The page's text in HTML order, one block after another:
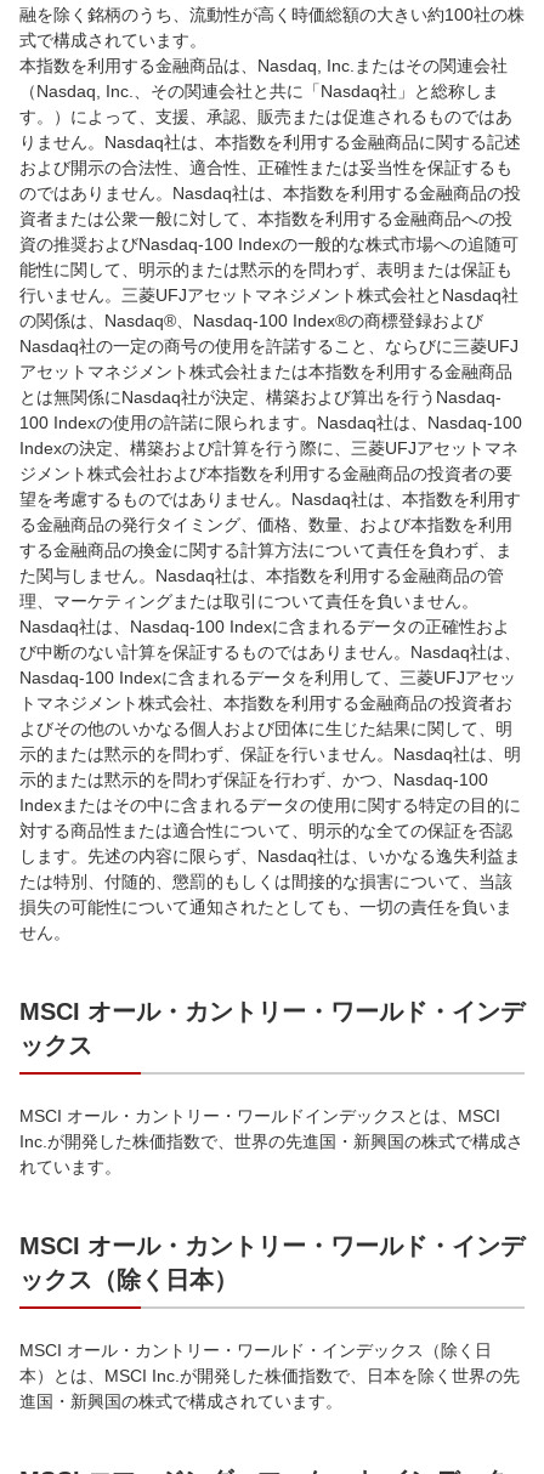
融を除く銘柄のうち、流動性が高く時価総額の大きい約100社の株
式で構成されています。
本指数を利用する金融商品は、Nasdaq, Inc.またはその関連会社
（Nasdaq, Inc.、その関連会社と共に「Nasdaq社」と総称しま
す。）によって、支援、承認、販売または促進されるものではあ
りません。Nasdaq社は、本指数を利用する金融商品に関する記述
および開示の合法性、適合性、正確性または妥当性を保証するも
のではありません。Nasdaq社は、本指数を利用する金融商品の投
資者または公衆一般に対して、本指数を利用する金融商品への投
資の推奨およびNasdaq-100 Indexの一般的な株式市場への追随可
能性に関して、明示的または黙示的を問わず、表明または保証も
行いません。三菱UFJアセットマネジメント株式会社とNasdaq社
の関係は、Nasdaq®、Nasdaq-100 Index®の商標登録および
Nasdaq社の一定の商号の使用を許諾すること、ならびに三菱UFJ
アセットマネジメント株式会社または本指数を利用する金融商品
とは無関係にNasdaq社が決定、構築および算出を行うNasdaq-
100 Indexの使用の許諾に限られます。Nasdaq社は、Nasdaq-100
Indexの決定、構築および計算を行う際に、三菱UFJアセットマネ
ジメント株式会社および本指数を利用する金融商品の投資者の要
望を考慮するものではありません。Nasdaq社は、本指数を利用す
る金融商品の発行タイミング、価格、数量、および本指数を利用
する金融商品の換金に関する計算方法について責任を負わず、ま
た関与しません。Nasdaq社は、本指数を利用する金融商品の管
理、マーケティングまたは取引について責任を負いません。
Nasdaq社は、Nasdaq-100 Indexに含まれるデータの正確性およ
び中断のない計算を保証するものではありません。Nasdaq社は、
Nasdaq-100 Indexに含まれるデータを利用して、三菱UFJアセッ
トマネジメント株式会社、本指数を利用する金融商品の投資者お
よびその他のいかなる個人および団体に生じた結果に関して、明
示的または黙示的を問わず、保証を行いません。Nasdaq社は、明
示的または黙示的を問わず保証を行わず、かつ、Nasdaq-100
Indexまたはその中に含まれるデータの使用に関する特定の目的に
対する商品性または適合性について、明示的な全ての保証を否認
します。先述の内容に限らず、Nasdaq社は、いかなる逸失利益ま
たは特別、付随的、懲罰的もしくは間接的な損害について、当該
損失の可能性について通知されたとしても、一切の責任を負いま
せん。
MSCI オール・カントリー・ワールド・インデ
ックス
MSCI オール・カントリー・ワールドインデックスとは、MSCI
Inc.が開発した株価指数で、世界の先進国・新興国の株式で構成さ
れています。
MSCI オール・カントリー・ワールド・インデ
ックス（除く日本）
MSCI オール・カントリー・ワールド・インデックス（除く日
本）とは、MSCI Inc.が開発した株価指数で、日本を除く世界の先
進国・新興国の株式で構成されています。